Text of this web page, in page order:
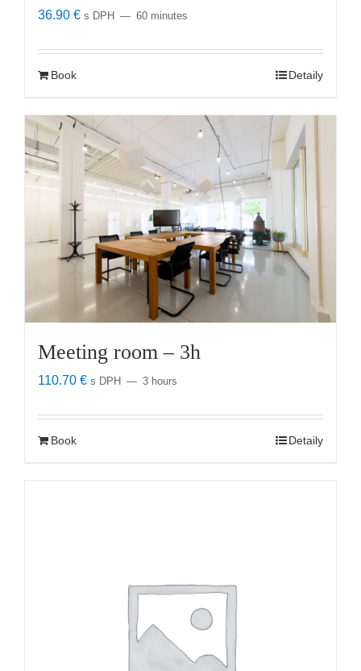
36.90 € s DPH 60 minutes
Book Detaily
Meeting room – 3h
110.70 € s DPH 3 hours
Book Detaily